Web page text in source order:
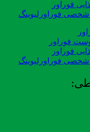
فوراور
فوراورلیوینگ
فوراور
فوراور
فوراورلیوینگ